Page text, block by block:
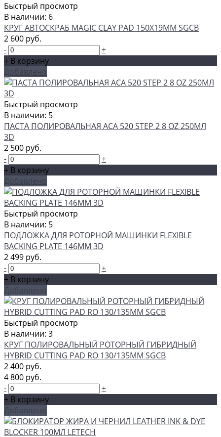
Быстрый просмотр
В наличии: 6
КРУГ АВТОСКРАБ MAGIC CLAY PAD 150Х19ММ SGCB
2 600 руб.
-
+
+ В корзину
Добавлено
Быстрый просмотр
В наличии: 5
ПАСТА ПОЛИРОВАЛЬНАЯ ACA 520 STEP 2 8 OZ 250МЛ
3D
2 500 руб.
-
+
+ В корзину
Добавлено
Быстрый просмотр
В наличии: 5
ПОДЛОЖКА ДЛЯ РОТОРНОЙ МАШИНКИ FLEXIBLE
BACKING PLATE 146ММ 3D
2 499 руб.
-
+
+ В корзину
Добавлено
Быстрый просмотр
В наличии: 3
КРУГ ПОЛИРОВАЛЬНЫЙ РОТОРНЫЙ ГИБРИДНЫЙ
HYBRID CUTTING PAD RO 130/135ММ SGCB
2 400 руб.
4 800 руб.
-
+
+ В корзину
Добавлено